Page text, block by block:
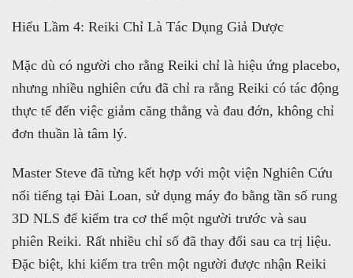
Hiểu Lầm 4: Reiki Chỉ Là Tác Dụng Giả Dược
Mặc dù có người cho rằng Reiki chỉ là hiệu ứng placebo,
nhưng nhiều nghiên cứu đã chỉ ra rằng Reiki có tác động
thực tế đến việc giảm căng thẳng và đau đớn, không chỉ
đơn thuần là tâm lý.
Master Steve đã từng kết hợp với một viện Nghiên Cứu
nổi tiếng tại Đài Loan, sử dụng máy đo bằng tần số rung
3D NLS để kiểm tra cơ thể một người trước và sau
phiên Reiki. Rất nhiều chỉ số đã thay đổi sau ca trị liệu.
Đặc biệt, khi kiểm tra trên một người được nhận Reiki